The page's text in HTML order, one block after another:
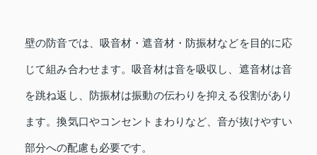
壁の防音では、吸音材・遮音材・防振材などを目的に応
じて組み合わせます。吸音材は音を吸収し、遮音材は音
を跳ね返し、防振材は振動の伝わりを抑える役割があり
ます。換気口やコンセントまわりなど、音が抜けやすい
部分への配慮も必要です。